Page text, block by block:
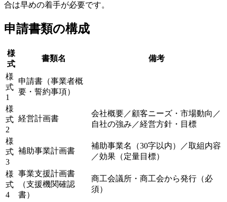
合は早めの着手が必要です。
申請書類の構成
様
式
書類名 備考
様
式
1
申請書（事業者概
要・誓約事項）
様
式
2
経営計画書
会社概要／顧客ニーズ・市場動向／
自社の強み／経営方針・目標
様
式
3
補助事業計画書
補助事業名（30字以内）／取組内容
／効果（定量目標）
様
式
4
事業支援計画書
（支援機関確認
書）
商工会議所・商工会から発行（必
須）